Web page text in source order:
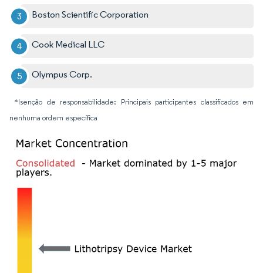
Boston Scientific Corporation
Cook Medical LLC
Olympus Corp.
*Isenção de responsabilidade: Principais participantes classificados em
nenhuma ordem específica